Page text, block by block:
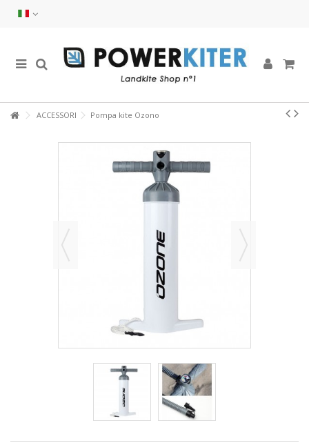
ACCESSORI Pompa kite Ozono